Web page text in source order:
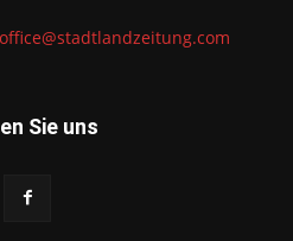
office@stadtlandzeitung.com
Sie uns